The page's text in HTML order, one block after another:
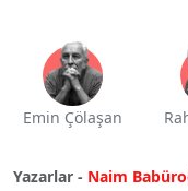
Emin Çölaşan
Yazarlar - Naim